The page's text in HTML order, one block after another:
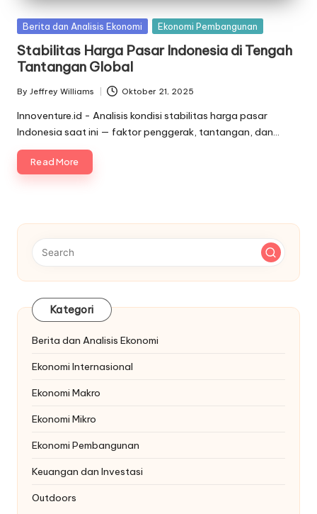
Posted
Berita dan Analisis Ekonomi Ekonomi Pembangunan
Stabilitas Harga Pasar Indonesia di Tengah
Tantangan Global
Posted
by
By Jeffrey Williams Oktober 21, 2025
Innoventure.id - Analisis kondisi stabilitas harga pasar
Indonesia saat ini — faktor penggerak, tantangan, dan…
Read More
Kategori
Berita dan Analisis Ekonomi
Ekonomi Internasional
Ekonomi Makro
Ekonomi Mikro
Ekonomi Pembangunan
Keuangan dan Investasi
Outdoors